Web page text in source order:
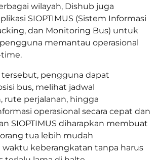
wilayah, Dishub juga
SIOPTIMUS (Sistem Informasi
dan Monitoring Bus) untuk
memantau operasional
time.
tersebut, pengguna dapat
bus, melihat jadwal
rute perjalanan, hingga
operasional secara cepat dan
SIOPTIMUS diharapkan membuat
tua lebih mudah
waktu keberangkatan tanpa harus